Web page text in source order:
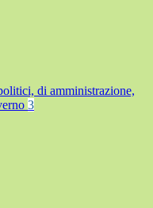
di amministrazione,
3